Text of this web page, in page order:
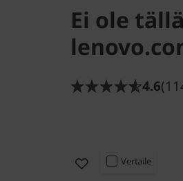
Ei ole
4.6
Vertaile